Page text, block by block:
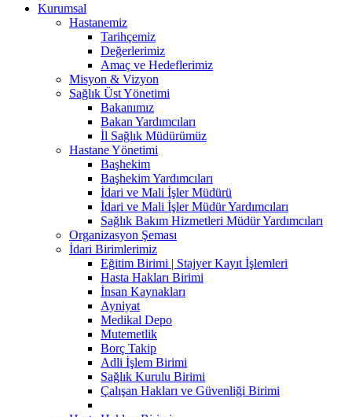
Kurumsal
Hastanemiz
Tarihçemiz
Değerlerimiz
Amaç ve Hedeflerimiz
Misyon & Vizyon
Sağlık Üst Yönetimi
Bakanımız
Bakan Yardımcıları
İl Sağlık Müdürümüz
Hastane Yönetimi
Başhekim
Başhekim Yardımcıları
İdari ve Mali İşler Müdürü
İdari ve Mali İşler Müdür Yardımcıları
Sağlık Bakım Hizmetleri Müdür Yardımcıları
Organizasyon Şeması
İdari Birimlerimiz
Eğitim Birimi | Stajyer Kayıt İşlemleri
Hasta Hakları Birimi
İnsan Kaynakları
Ayniyat
Medikal Depo
Mutemetlik
Borç Takip
Adli İşlem Birimi
Sağlık Kurulu Birimi
Çalışan Hakları ve Güvenliği Birimi